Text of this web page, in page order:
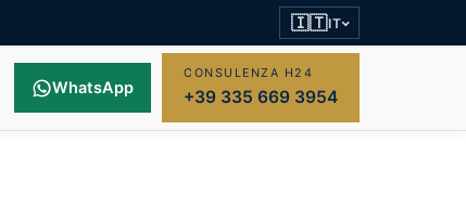
🇮🇹IT
WhatsApp
CONSULENZA H24
+39 335 669 3954